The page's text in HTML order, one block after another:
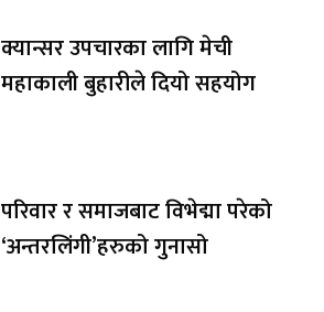
क्यान्सर उपचारका लागि मेची
महाकाली बुहारीले दियो सहयोग
परिवार र समाजबाट विभेद्मा परेको
‘अन्तरलिंगी’हरुको गुनासो